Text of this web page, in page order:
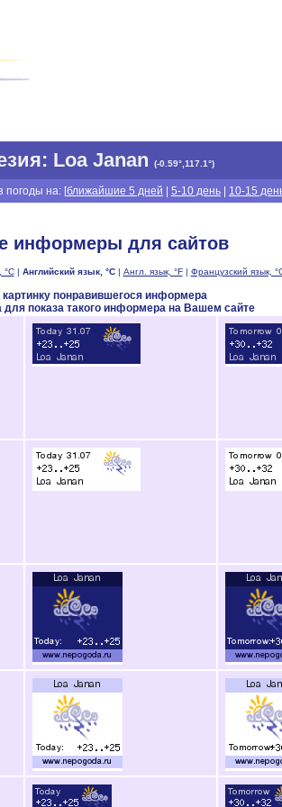
: Loa Janan (-0.59°,117.1°)
погоды на: [ближайшие 5 дней 5-10 день| 10-15
информеры для сайтов
°C| Английский язык, °C| Англ. язык, °F| Французский язык,
картинку понравившегося информера
для показа такого информера на Вашем сайте